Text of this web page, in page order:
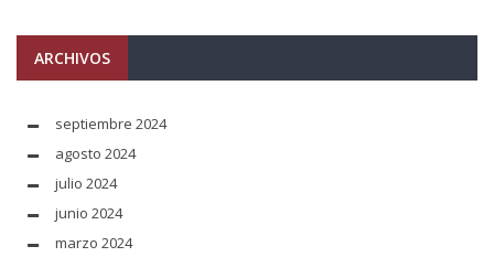
ARCHIVOS
septiembre 2024
agosto 2024
julio 2024
junio 2024
marzo 2024